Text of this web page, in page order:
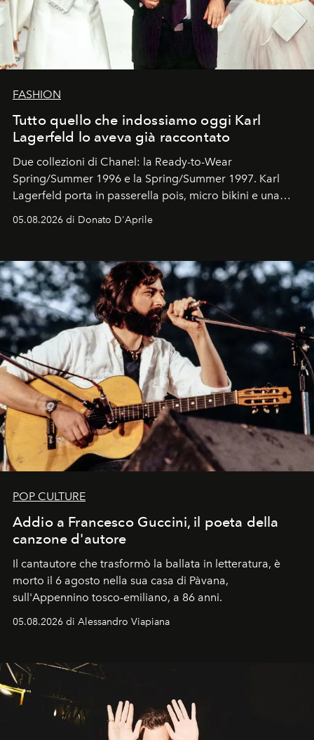
FASHION
Tutto quello che indossiamo oggi Karl
Lagerfeld lo aveva già raccontato
Due collezioni di Chanel: la Ready-to-Wear
Spring/Summer 1996 e la Spring/Summer 1997. Karl
Lagerfeld porta in passerella pois, micro bikini e una
Kate, Claudia e Carla una dietro l'altra. Trent'anni dopo,
uno dei documenti più contemporanei che abbiamo.
05.08.2026 di Donato D'Aprile
POP CULTURE
Addio a Francesco Guccini, il poeta della
canzone d'autore
Il cantautore che trasformò la ballata in letteratura, è
morto il 6 agosto nella sua casa di Pàvana,
sull'Appennino tosco-emiliano, a 86 anni.
05.08.2026 di Alessandro Viapiana